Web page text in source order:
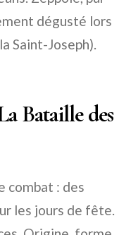
dégusté lors
Saint-Joseph).
Bataille des
combat : des
les jours de fête.